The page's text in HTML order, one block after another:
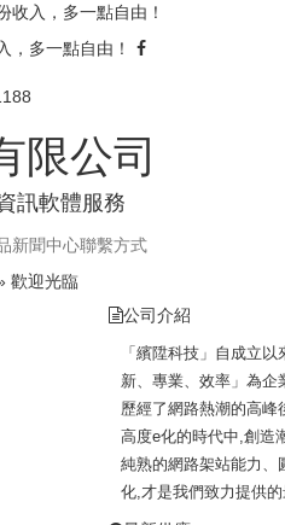
收入，多一點自由！
，多一點自由！
限公司
訊軟體服務
新聞中心聯繫方式
歡迎光臨
公司介紹
「繽陞科技」自成立
新、專業、效率」為企
歷經了網路熱潮的高
高度e化的時代中,創造
純熟的網路架站能力、
化,才是我們致力提供